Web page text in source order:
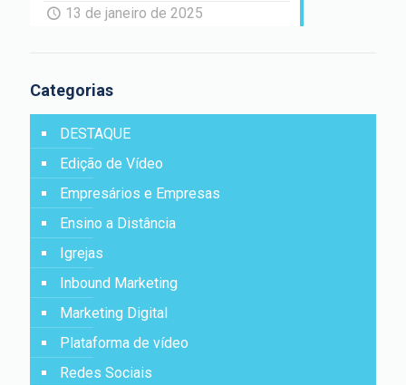
13 de janeiro de 2025
Categorias
DESTAQUE
Edição de Vídeo
Empresários e Empresas
Ensino a Distância
Igrejas
Inbound Marketing
Marketing Digital
Plataforma de vídeo
Redes Sociais